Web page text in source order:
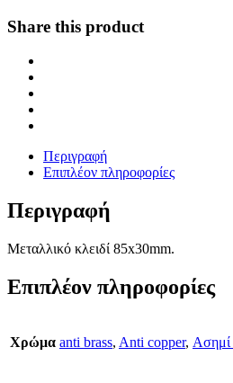
Share this product
Περιγραφή
Επιπλέον πληροφορίες
Περιγραφή
Μεταλλικό κλειδί 85x30mm.
Επιπλέον πληροφορίες
Χρώμα anti brass, Anti copper, Ασημί